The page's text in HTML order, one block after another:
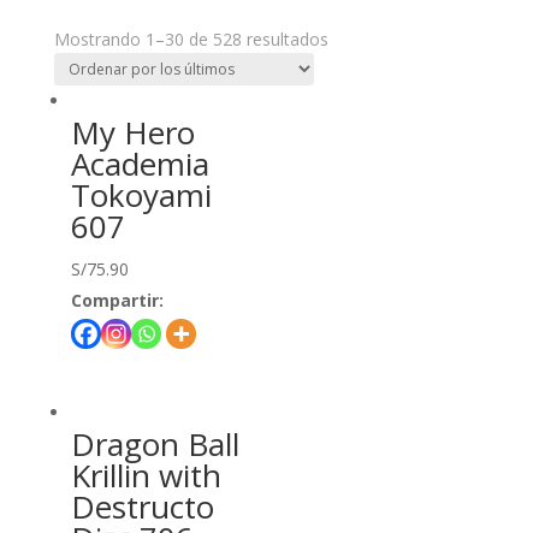
Mostrando 1–30 de 528 resultados
My Hero
Academia
Tokoyami
607
S/75.90
Compartir:
Dragon Ball
Krillin with
Destructo